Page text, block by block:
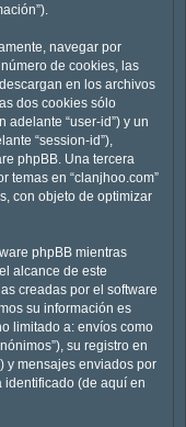
navegar por
de cookies, las
en los archivos
dos cookies sólo
“user-id”) y un
“session-id”),
phpBB. Una tercera
temas en “clanjhoo.com”
con objeto de optimizar
phpBB mientras
alcance de este
creadas por el software
su información es
limitado a: envíos como
su registro en
y mensajes enviados por
identificado (de aquí en